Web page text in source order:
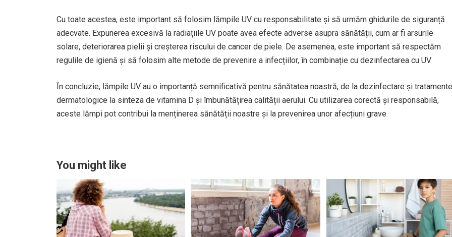
Cu toate acestea, este important să folosim lămpile UV cu responsabilitate și să urmăm ghidurile de siguranță
adecvate. Expunerea excesivă la radiațiile UV poate avea efecte adverse asupra sănătății, cum ar fi arsurile
solare, deteriorarea pielii și creșterea riscului de cancer de piele. De asemenea, este important să respectăm
regulile de igienă și să folosim alte metode de prevenire a infecțiilor, în combinație cu dezinfectarea cu UV.
În concluzie, lămpile UV au o importanță semnificativă pentru sănătatea noastră, de la dezinfectare și tratamente
dermatologice la sinteza de vitamina D și îmbunătățirea calității aerului. Cu utilizarea corectă și responsabilă,
aceste lămpi pot contribui la menținerea sănătății noastre și la prevenirea unor afecțiuni grave.
You might like